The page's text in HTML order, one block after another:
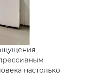
настолько